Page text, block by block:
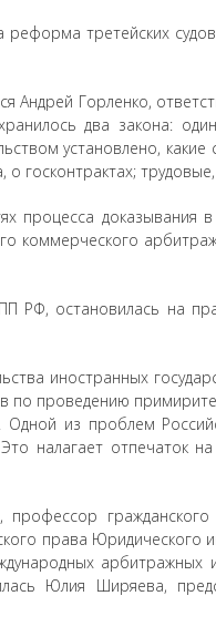
третейских
Андрей Горленко,
два закона: один
установлено,
госконтрактах;
процесса доказывания
РФ, остановилась на
иностранных
по проведению
из проблем
налагает отпечаток
профессор
права Юридического
Юлия Ширяева,